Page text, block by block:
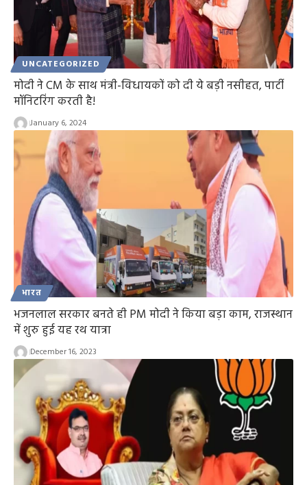
UNCATEGORIZED
मोदी ने CM के साथ मंत्री-विधायकों को दी ये बड़ी नसीहत, पार्टी
मॉनिटरिंग करती है!
January 6, 2024
भारत
भजनलाल सरकार बनते ही PM मोदी ने किया बड़ा काम, राजस्थान
में शुरु हुई यह रथ यात्रा
December 16, 2023